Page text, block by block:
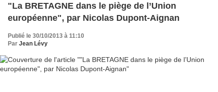
"La BRETAGNE dans le piège de l’Union
européenne", par Nicolas Dupont-Aignan
Publié le 30/10/2013 à 11:10
Par Jean Lévy